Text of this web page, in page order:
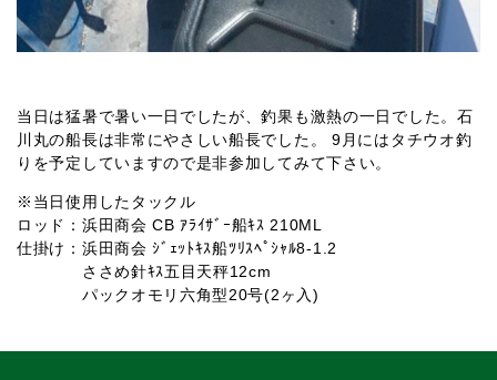
当日は猛暑で暑い一日でしたが、釣果も激熱の一日でした。石
川丸の船長は非常にやさしい船長でした。 9月にはタチウオ釣
りを予定していますので是非参加してみて下さい。
※当日使用したタックル
ロッド：浜田商会 CB ｱﾗｲｻﾞｰ船ｷｽ 210ML
仕掛け：浜田商会 ｼﾞｪｯﾄｷｽ船ﾂﾘｽﾍﾟｼｬﾙ8-1.2
ささめ針ｷｽ五目天秤12cm
パックオモリ六角型20号(2ヶ入)